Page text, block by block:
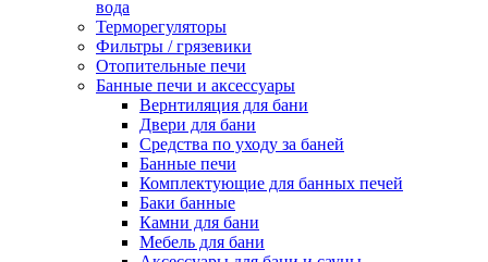
вода
Терморегуляторы
Фильтры / грязевики
Отопительные печи
Банные печи и аксессуары
Вернтиляция для бани
Двери для бани
Средства по уходу за баней
Банные печи
Комплектующие для банных печей
Баки банные
Камни для бани
Мебель для бани